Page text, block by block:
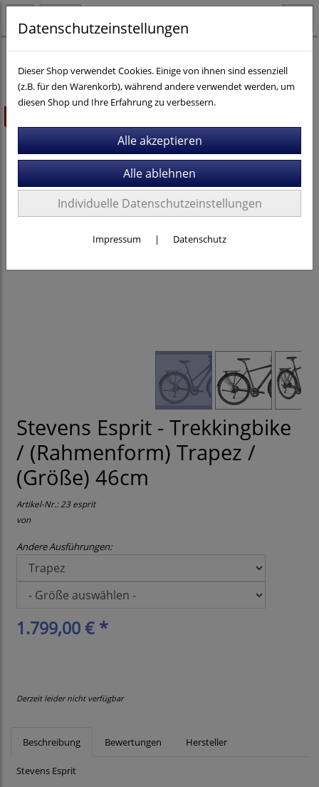
Fahrräder
Stevens Esprit - Trekkingbike
/ (Rahmenform) Trapez /
(Größe) 46cm
Artikel-Nr.:23 esprit
von
Andere Ausführungen:
1.799,00 € *
Derzeit leider nicht verfügbar
Beschreibung Bewertungen Hersteller
Stevens Esprit
Datenschutzeinstellungen
Dieser Shop verwendet Cookies. Einige von ihnen sind essenziell
(z.B. für den Warenkorb), während andere verwendet werden, um
diesen Shop und Ihre Erfahrung zu verbessern.
Individuelle Datenschutzeinstellungen
Impressum | Datenschutz